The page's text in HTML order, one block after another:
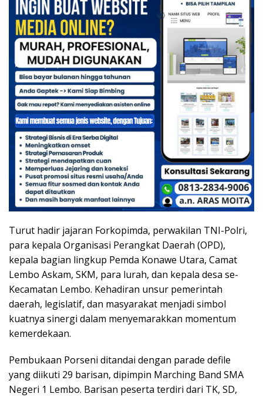
Turut hadir jajaran Forkopimda, perwakilan TNI-Polri,
para kepala Organisasi Perangkat Daerah (OPD),
kepala bagian lingkup Pemda Konawe Utara, Camat
Lembo Askam, SKM, para lurah, dan kepala desa se-
Kecamatan Lembo. Kehadiran unsur pemerintah
daerah, legislatif, dan masyarakat menjadi simbol
kuatnya sinergi dalam menyemarakkan momentum
kemerdekaan.
Pembukaan Porseni ditandai dengan parade defile
yang diikuti 29 barisan, dipimpin Marching Band SMA
Negeri 1 Lembo. Barisan peserta terdiri dari TK, SD,